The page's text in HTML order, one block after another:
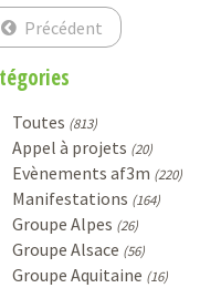
Précédent
Toutes (813)
Appel à projets (20)
Evènements af3m (220)
Manifestations (164)
Groupe Alpes (26)
Groupe Alsace (56)
Groupe Aquitaine (16)